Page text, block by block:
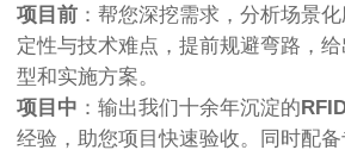
项目前 ：帮您深挖需求，分析场景
定性与技术难点，提前规避弯路，
型和实施方案。
项目中 ：输出我们十余年沉淀的
经验，助您项目快速验收。同时配